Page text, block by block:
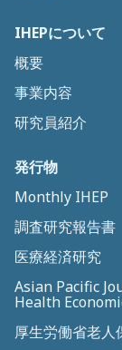
IHEPについて
概要
事業内容
研究員紹介
発行物
Monthly IHEP
調査研究報告書
医療経済研究
Asian Pacific
Health
厚生労働省老人